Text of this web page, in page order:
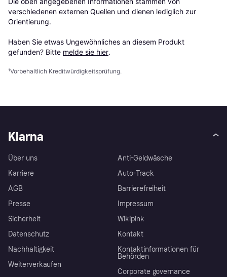
verschiedenen externen Quellen und dienen lediglich zur
Orientierung.
Haben Sie etwas Ungewöhnliches an diesem Produkt
gefunden? Bitte melde sie hier.
¹Vorbehaltlich Kreditwürdigkeitsprüfung.
Klarna
Über uns
Karriere
AGB
Presse
Sicherheit
Datenschutz
Nachhaltigkeit
Weiterverkaufen
Anti-Geldwäsche
Auto-Track
Barrierefreiheit
Impressum
Wikipink
Kontakt
Kontaktinformationen für
Behörden
Corporate governance